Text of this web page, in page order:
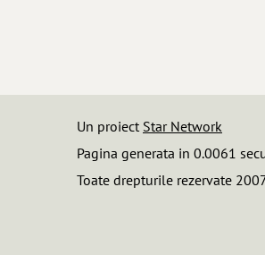
Un proiect Star Network
Pagina generata in 0.0061
Toate drepturile rezervate